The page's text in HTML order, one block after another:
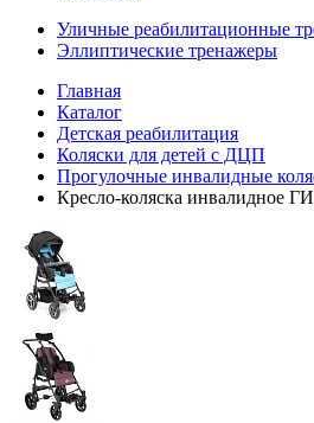
Уличные реабилитационные
Эллиптические тренажеры
Главная
Каталог
Детская реабилитация
Коляски для детей с ДЦП
Прогулочные инвалидные
Кресло-коляска инвалидное